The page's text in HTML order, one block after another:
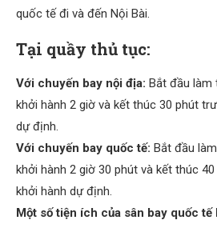
quốc tế đi và đến Nội Bài.
Tại quầy thủ tục:
Với chuyến bay nội địa: Bắt đầu làm
khởi hành 2 giờ và kết thúc 30 phút
dự định.
Với chuyến bay quốc tế: Bắt đầu
khởi hành 2 giờ 30 phút và kết thúc
khởi hành dự định.
Một số tiện ích của sân bay quốc tế